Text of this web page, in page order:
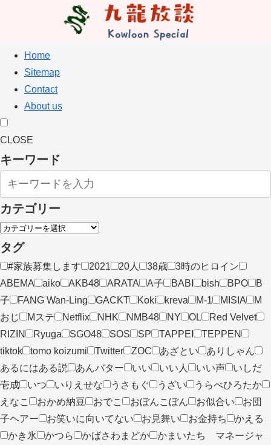
Home
Sitemap
Contact
About us
CLOSE
キーワード
カテゴリー
タグ
#家族募集します 2021 20人 38歳
3時のヒロイン
ABEMA
aiko AKB48 ARATA A子 BABI bish BPO
B
子
FANG Wan-Ling GACKT Koki kreva M-1 MISIA
M
おじ
Mステ Netflix NHK NMB48 NY OL
Red Velvet
RIZIN
Ryuga SGO48 SOS SP TAPPEI
TEPPEN
tiktok
tomo koizumi Twitter ZOC あざとい
ありしゃん
あるにはある説
あんバター いい いい人 いい声
いしだ
壱成
いつ いりえせな うさもぐ うざい
うらべひろたか
えなこ
おかめ納豆 おでこ おぼんこぼん お似合い
お団
子ヘアー
お笑いに向いてない お見舞い お金持ち
かえる
かき氷
かつら かばさわまどか
かまいたち マネージャ